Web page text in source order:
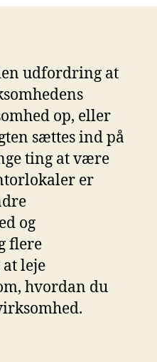
udfordring at
op, eller
sættes ind på
ting at være
er
og
flere
leje
hvordan du